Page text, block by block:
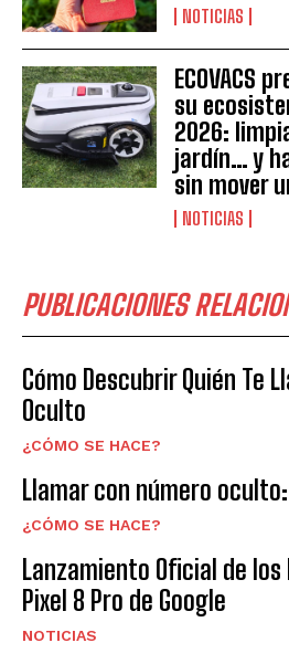
NOTICIAS
ECOVACS
su
2026:
jardín… y
sin mover
NOTICIAS
PUBLICACIONES
Cómo Descubrir Quién Te
Oculto
¿CÓMO SE HACE?
Llamar con número
¿CÓMO SE HACE?
Lanzamiento Oficial de los
Pixel 8 Pro de Google
NOTICIAS